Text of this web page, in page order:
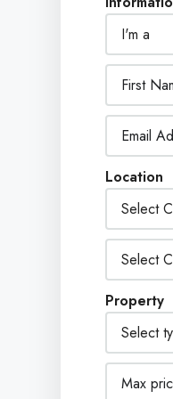
Location
Property